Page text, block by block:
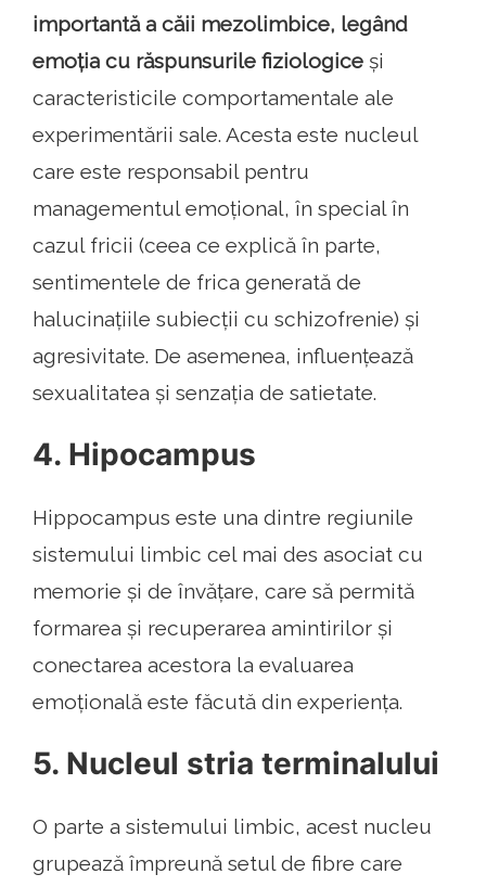
importantă a căii mezolimbice, legând
emoția cu răspunsurile fiziologice și
caracteristicile comportamentale ale
experimentării sale. Acesta este nucleul
care este responsabil pentru
managementul emoțional, în special în
cazul fricii (ceea ce explică în parte,
sentimentele de frica generată de
halucinațiile subiecții cu schizofrenie) și
agresivitate. De asemenea, influențează
sexualitatea și senzația de satietate.
4. Hipocampus
Hippocampus este una dintre regiunile
sistemului limbic cel mai des asociat cu
memorie și de învățare, care să permită
formarea și recuperarea amintirilor și
conectarea acestora la evaluarea
emoțională este făcută din experiența.
5. Nucleul stria terminalului
O parte a sistemului limbic, acest nucleu
grupează împreună setul de fibre care